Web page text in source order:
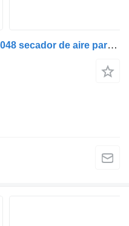
Haldex B7R (01.06-) 93096 92048 secador de aire para Volvo B7, B8, B9, B12 bus (2005-) autobús